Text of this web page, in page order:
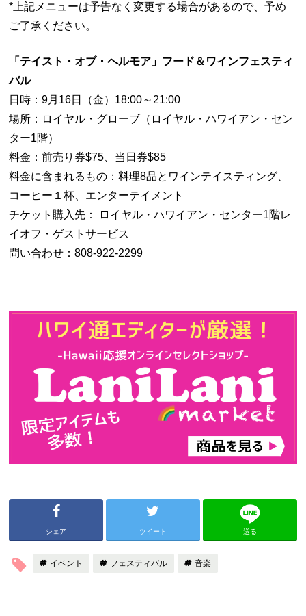
*上記メニューは予告なく変更する場合があるので、予め
ご了承ください。
「テイスト・オブ・ヘルモア」フード＆ワインフェスティ
バル
日時：9月16日（金）18:00～21:00
場所：ロイヤル・グローブ（ロイヤル・ハワイアン・セン
ター1階）
料金：前売り券$75、当日券$85
料金に含まれるもの：料理8品とワインテイスティング、
コーヒー１杯、エンターテイメント
チケット購入先： ロイヤル・ハワイアン・センター1階レ
イオフ・ゲストサービス
問い合わせ：808-922-2299
シェア ツイート 送る
イベント フェスティバル 音楽